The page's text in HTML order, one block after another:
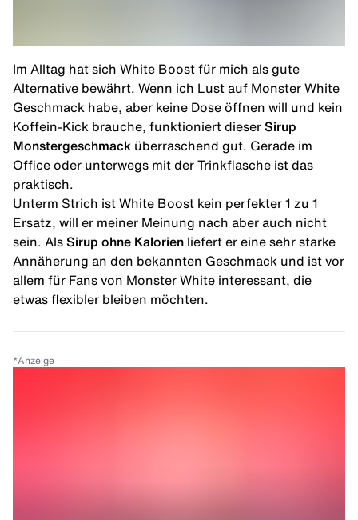
Im Alltag hat sich White Boost für mich als gute
Alternative bewährt. Wenn ich Lust auf Monster White
Geschmack habe, aber keine Dose öffnen will und kein
Koffein-Kick brauche, funktioniert dieser Sirup
Monstergeschmack überraschend gut. Gerade im
Office oder unterwegs mit der Trinkflasche ist das
praktisch.
Unterm Strich ist White Boost kein perfekter 1 zu 1
Ersatz, will er meiner Meinung nach aber auch nicht
sein. Als Sirup ohne Kalorien liefert er eine sehr starke
Annäherung an den bekannten Geschmack und ist vor
allem für Fans von Monster White interessant, die
etwas flexibler bleiben möchten.
*Anzeige